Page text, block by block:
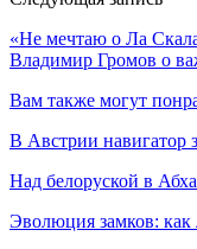
«Не мечтаю о Ла
Владимир Громов о
Вам также могут
В Австрии навигатор
Над белоруской в
Эволюция замков: